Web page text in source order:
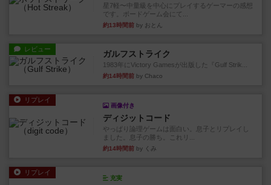
星7軽〜中量級を中心にプレイするゲーマーの感想
です。ボードゲーム会にて...
約13時間前 by おとん
レビュー ガルフストライク
1983年にVictory Gamesが出版した『Gulf Strik...
約14時間前 by Chaco
リプレイ
画像付き
ディジットコード
やっぱり論理ゲームは面白い。息子とリプレイし
ました。息子の勝ち。これリ...
約14時間前 by くみ
リプレイ
充実